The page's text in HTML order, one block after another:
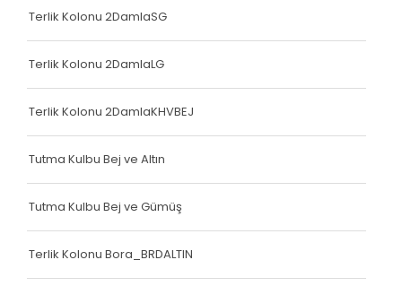
Çanta Kolonu
Yatak Fitili
Yatak Fitili
Yatak Fitili
Yatak Fitili
Çanta Kolonu
Terlik Kolonu 2DamlaSG
Terlik Kolonu 2DamlaLG
Terlik Kolonu 2DamlaKHVBEJ
Tutma Kulbu Bej ve Altın
Tutma Kulbu Bej ve Gümüş
Terlik Kolonu Bora_BRDALTIN